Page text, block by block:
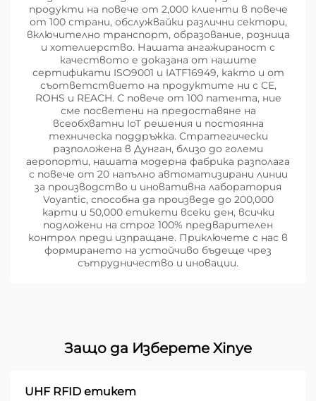
продукти на повече от 2,000 клиенти в повече
от 100 страни, обслужвайки различни сектори,
включително транспорт, образование, розница
и хотелиерство. Нашата ангажираност с
качеството е доказана от нашите
сертификати ISO9001 и IATF16949, както и от
съответствието на продуктите ни с CE,
ROHS и REACH. С повече от 100 патента, ние
сме посветени на предоставяне на
всеобхватни IoT решения и постоянна
техническа поддръжка. Стратегически
разположена в Дунган, близо до големи
аеропорти, нашата модерна фабрика разполага
с повече от 20 напълно автоматизирани линии
за производство и иновативна лаборатория
Voyantic, способна да произведе до 200,000
карти и 50,000 етикети всеки ден, всички
подложени на строг 100% предварителен
контрол преди изпращане. Приключете с нас в
формирането на устойчиво бъдеще чрез
сътрудничество и иновации.
Защо да Изберете Xinye
UHF RFID етикет